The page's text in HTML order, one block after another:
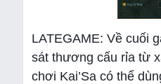
LATEGAME: Về cuối
sát thương cấu rỉa từ
chơi Kai’Sa có thể